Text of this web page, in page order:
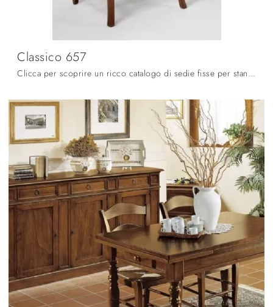
Classico 657
Clicca per scoprire un ricco catalogo di sedie fisse per stanze classiche: il modello Classico 657 di Fratelli Mirandola ti attende!